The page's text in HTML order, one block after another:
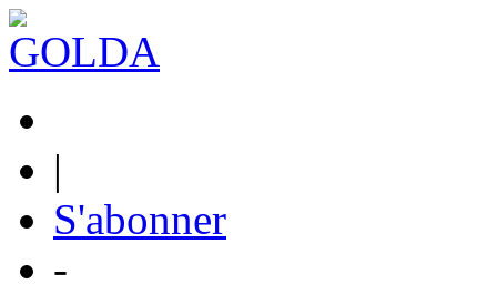
|
S'abonner
-